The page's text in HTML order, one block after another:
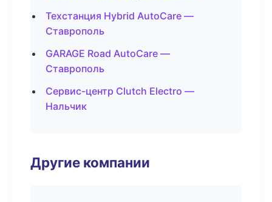
Техстанция Hybrid AutoCare —
Ставрополь
GARAGE Road AutoCare —
Ставрополь
Сервис-центр Clutch Electro —
Нальчик
Другие компании